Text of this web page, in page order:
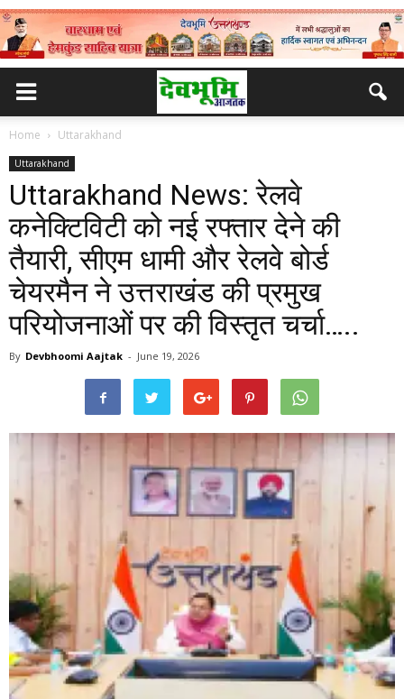
Home Uttarakhand
Uttarakhand
Uttarakhand News: रेलवे
कनेक्टिविटी को नई रफ्तार देने की
तैयारी, सीएम धामी और रेलवे बोर्ड
चेयरमैन ने उत्तराखंड की प्रमुख
परियोजनाओं पर की विस्तृत चर्चा…..
By Devbhoomi Aajtak - June 19, 2026